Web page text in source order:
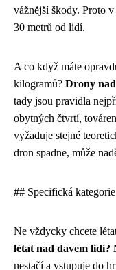
vážnější škody. Proto
30 metrů od lidí.
A co když máte
kilogramů? Drony
tady jsou pravidla
obytných čtvrtí,
vyžaduje stejné
dron spadne, může
## Specifická
Ne vždycky chcete
létat nad davem lidí?
nestačí a vstupuje do